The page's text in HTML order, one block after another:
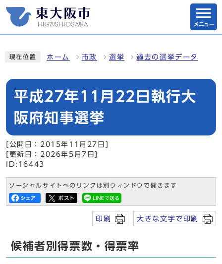
メニュー
現在位置 ホーム 市政 選挙 過去の選挙データ
平成27年11月22日執行大
阪府知事選挙
[公開日：2015年11月27日]
[更新日：2026年5月7日]
ID:16443
ソーシャルサイトへのリンクは別ウィンドウで開きます
印刷 大きな文字で印刷
候補者別得票数・得票率